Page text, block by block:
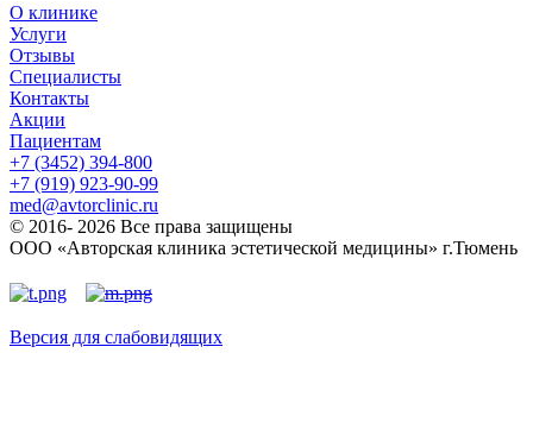
О клинике
Услуги
Отзывы
Специалисты
Контакты
Акции
Пациентам
+7 (3452) 394-800
+7 (919) 923-90-99
med@avtorclinic.ru
© 2016- 2026 Все права защищены
ООО «Авторская клиника эстетической медицины» г.Тюмень
Версия для слабовидящих